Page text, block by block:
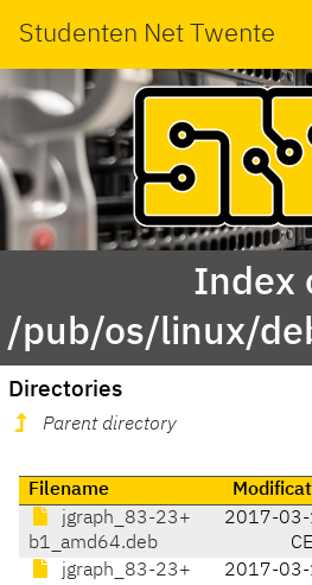
Studenten Net Twente
Index
/pub/os/linux/
Directories
Parent directory
Filename
jgraph_83-23+
b1_amd64.deb
2017-
jgraph_83-23+
2017-